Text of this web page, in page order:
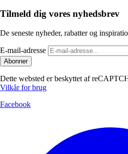
Tilmeld dig vores nyhedsbrev
De seneste nyheder, rabatter og
E-mail-adresse
Abonner
Dette websted er beskyttet af
Vilkår for brug
Facebook